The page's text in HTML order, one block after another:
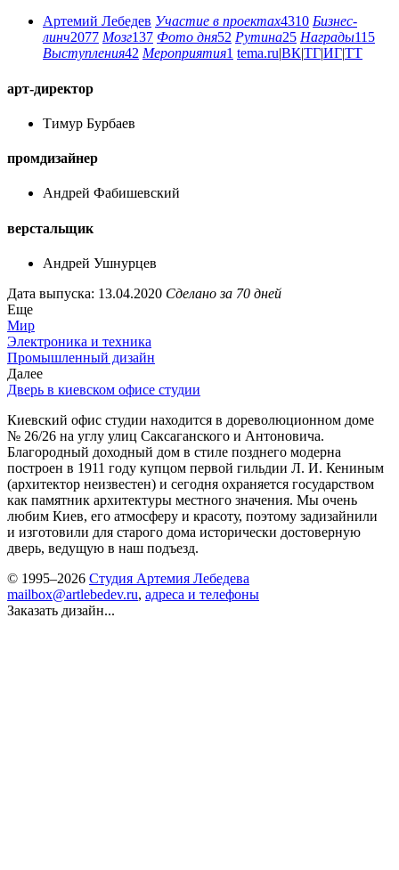
Артемий Лебедев Участие в проектах4310 Бизнес-
линч2077 Мозг137 Фото дня52 Рутина25 Награды115
Выступления42 Мероприятия1 tema.ru|ВК|ТГ|ИГ|ТТ
арт-директор
Тимур Бурбаев
промдизайнер
Андрей Фабишевский
верстальщик
Андрей Ушнурцев
Дата выпуска: 13.04.2020 Сделано за 70 дней
Еще
Мир
Электроника и техника
Промышленный дизайн
Далее
Дверь в киевском офисе студии
Киевский офис студии находится в дореволюционном доме
№ 26/26 на углу улиц Саксаганского и Антоновича.
Благородный доходный дом в стиле позднего модерна
построен в 1911 году купцом первой гильдии Л. И. Кениным
(архитектор неизвестен) и сегодня охраняется государством
как памятник архитектуры местного значения. Мы очень
любим Киев, его атмосферу и красоту, поэтому задизайнили
и изготовили для старого дома исторически достоверную
дверь, ведущую в наш подъезд.
© 1995–2026 Студия Артемия Лебедева
mailbox@artlebedev.ru, адреса и телефоны
Заказать дизайн...